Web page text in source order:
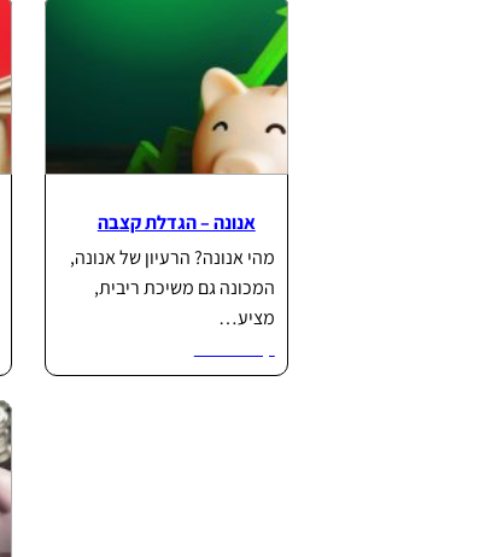
אנונה – הגדלת קצבה
מהי אנונה? הרעיון של אנונה,
המכונה גם משיכת ריבית,
מציע…